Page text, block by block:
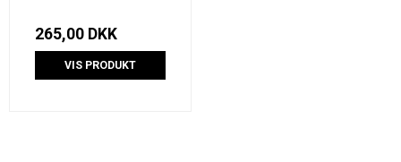
265,00 DKK
VIS PRODUKT